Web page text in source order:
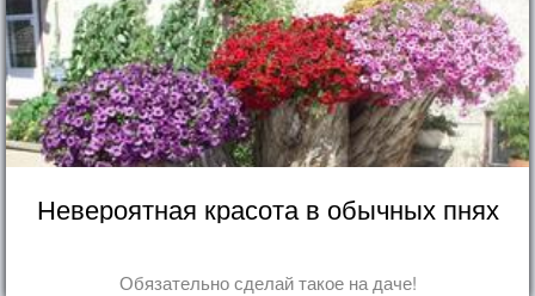
Невероятная красота в обычных пнях
Обязательно сделай такое на даче!